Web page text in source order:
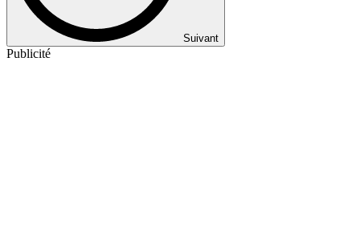
Suivant
Publicité